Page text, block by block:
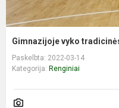
Gimnazijoje vyko
Paskelbta: 2022-03-14
Kategorija: Renginiai